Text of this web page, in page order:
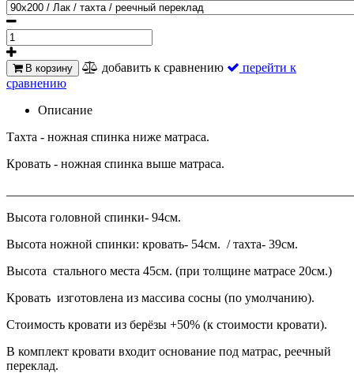
В корзину добавить к сравнению
перейти к
сравнению
Описание
Тахта - ножная спинка ниже матраса.
Кровать - ножная спинка выше матраса.
Высота головной спинки- 94см.
Высота ножной спинки: кровать- 54см. / тахта- 39см.
Высота стального места 45см. (при толщине матрасе 20см.)
Кровать изготовлена из массива сосны (по умолчанию).
Стоимость кровати из берёзы +50% (к стоимости кровати).
В комплект кровати входит основание под матрас, реечный
переклад.